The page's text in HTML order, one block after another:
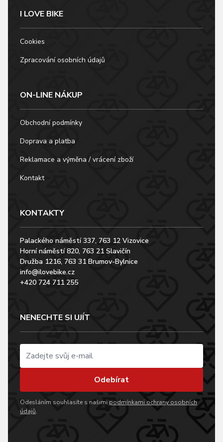
I LOVE BIKE
Cookies
Zpracování osobních údajů
ON-LINE NÁKUP
Obchodní podmínky
Doprava a platba
Reklamace a výměna / vrácení zboží
Kontakt
KONTAKTY
Palackého náměstí 337, 763 12 Vizovice
Horní náměstí 820, 763 21 Slavičín
Družba 1216, 763 31 Brumov-Bylnice
info@ilovebike.cz
+420 724 711 255
NENECHTE SI UJÍT
Odebírat
Odesláním souhlasíte s našimi podmínkami ochrany osobních
údajů.